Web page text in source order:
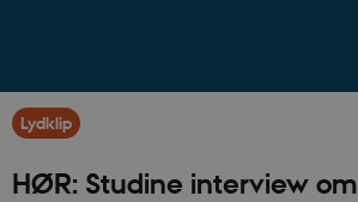
Lydklip
HØR: Studine interview om